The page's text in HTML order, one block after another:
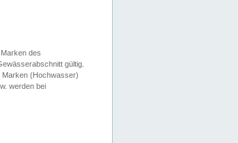
des
gültig.
Marken (Hochwasser)
werden bei